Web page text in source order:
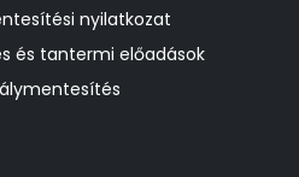
nyilatkozat
és tantermi előadások